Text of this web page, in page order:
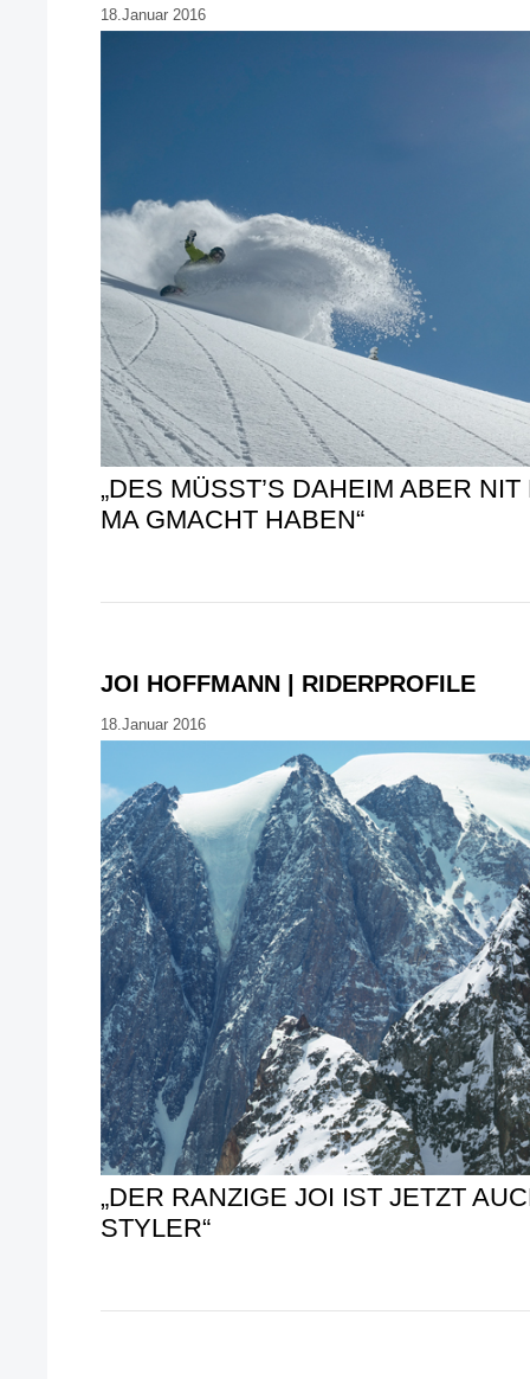
18.Januar 2016
„DES MÜSST’S DAHEIM ABER
MA GMACHT HABEN“
JOI HOFFMANN | RIDERPROFILE
18.Januar 2016
„DER RANZIGE JOI IST JETZT
STYLER“